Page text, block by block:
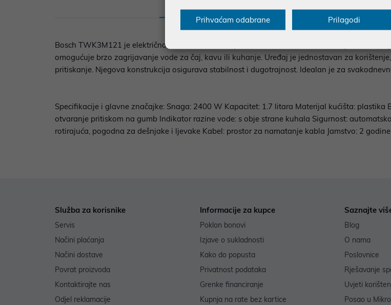
Opis Specifikacija Multimedija
Bosch TWK3M121 je električno kuhalo za vodu koje kombinira funkcionalnost, sigurnost i
omogućuje brzo zagrijavanje vode za čaj, kavu ili kuhanje. Uređaj je jednostavan za
pritiskanje. Njegova konstrukcija osigurava stabilnost i dugotrajnost. Idealan je za
Specifikacije i glavne značajke: Snaga: 2400 W Kapacitet: 1.7 litara Materijal kućišta:
otvaranje pritiskom na gumb Indikator razine vode: s obje strane kuhala Sigurnost:
rotirajuća, pogodna za dešnjake i ljevake Kabel: prostor za namatanje kabla Jamstvo: 2 godine
Služba za korisnike
Servis
Načini plaćanja
Načini dostave
Povrat proizvoda
Kontaktirajte nas
Odjel reklamacije
Informacije za kupce
Poklon bonovi
Izjave o sukladnosti
Kako do popusta
Privatnost podataka
Grenke financiranje
Kupnja na rate bez kartice
Saznajte
Blog
O nama
Poslovnice
Rješavanje
Uvjeti
Posao u
Prihvaćam odabrane Prilagodi